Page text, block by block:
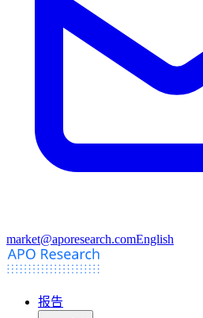
market@aporesearch.comEnglish
报告